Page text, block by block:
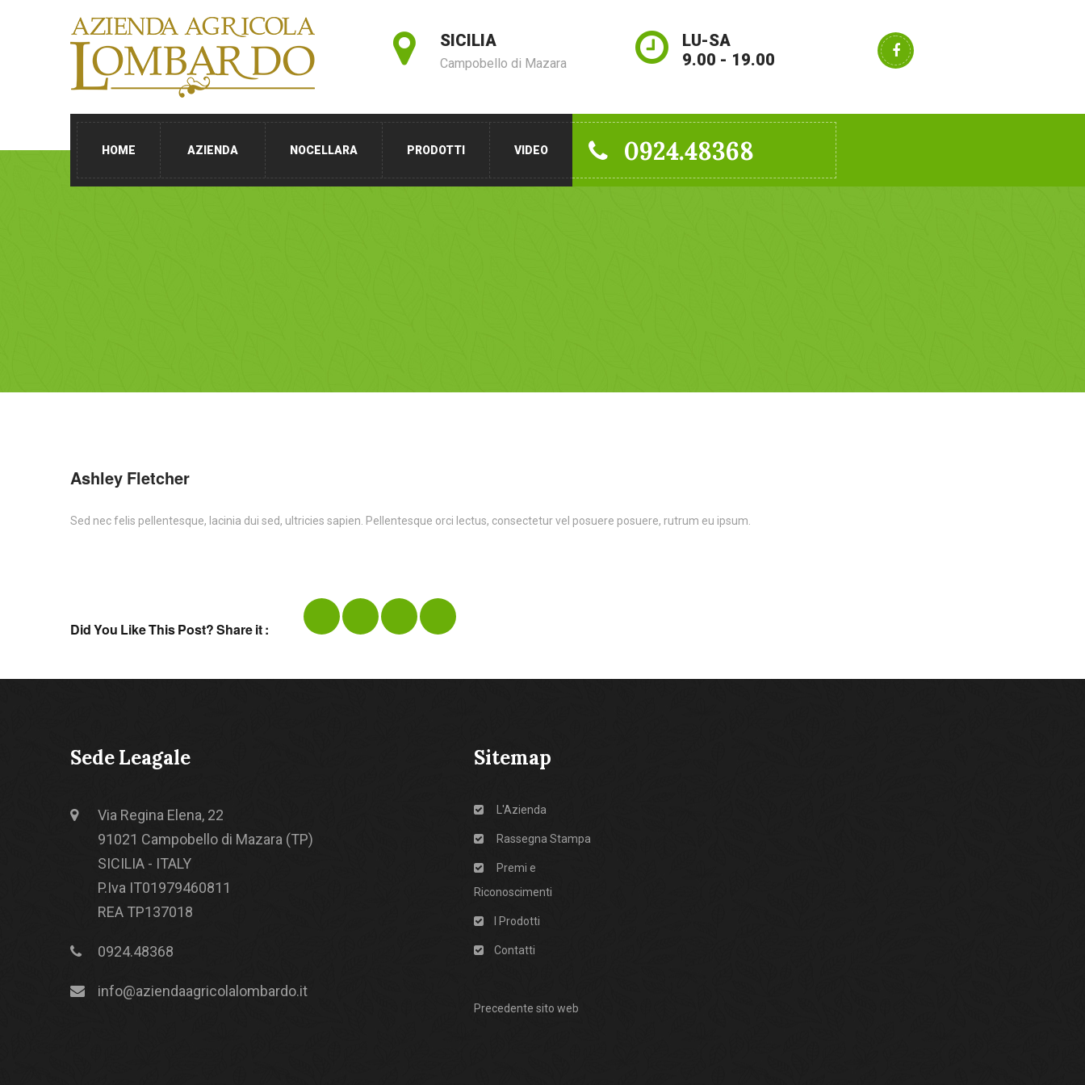
SICILIA
Campobello di Mazara
LU-SA
9.00 - 19.00
HOME AZIENDA NOCELLARA PRODOTTI VIDEO 0924.48368
Ashley Fletcher
Sed nec felis pellentesque, lacinia dui sed, ultricies sapien. Pellentesque orci lectus, consectetur vel posuere posuere, rutrum eu ipsum.
Did You Like This Post? Share it :
Sede Leagale
Via Regina Elena, 22
91021 Campobello di Mazara (TP)
SICILIA - ITALY
P.Iva IT01979460811
REA TP137018
0924.48368
info@aziendaagricolalombardo.it
Sitemap
L'Azienda
Rassegna Stampa
Premi e
Riconoscimenti
I Prodotti
Contatti
Precedente sito web